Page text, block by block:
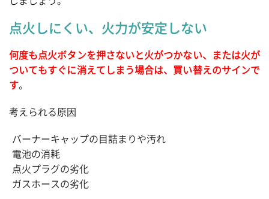
点火しにくい、火力が安定しない
何度も点火ボタンを押さないと火がつかない、または火が
ついてもすぐに消えてしまう場合は、買い替えのサインで
す。
考えられる原因
バーナーキャップの目詰まりや汚れ
電池の消耗
点火プラグの劣化
ガスホースの劣化